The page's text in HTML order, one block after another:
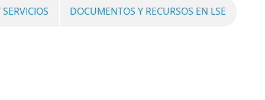
DOCUMENTOS Y RECURSOS EN LSE